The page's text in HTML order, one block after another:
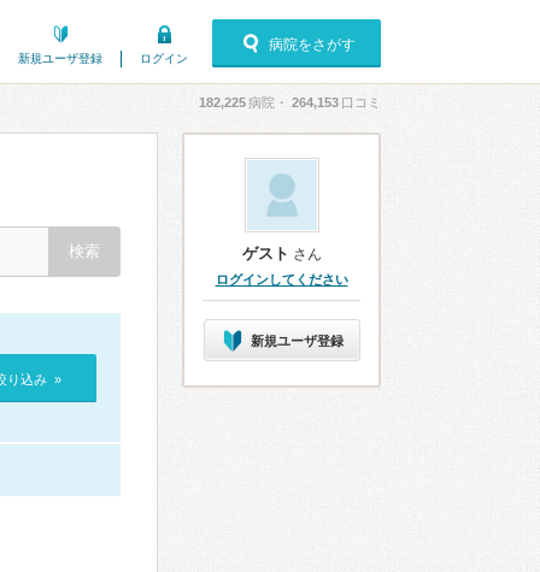
新規ユーザ登録 ログイン
病院をさがす
182,225病院・ 264,153 口コミ
り込み »
ゲスト さん
ログインしてください
新規ユーザ登録